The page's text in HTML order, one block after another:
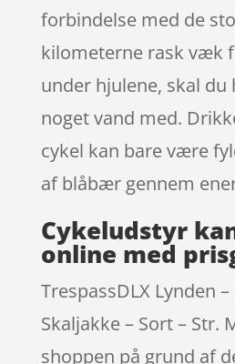
forbindelse med de
kilometerne rask væk
under hjulene, skal du
noget vand med.
cykel kan bare være
af blåbær gennem
Cykeludstyr
online med
TrespassDLX Lynden
Skaljakke – Sort – Str.
shoppen på grund af